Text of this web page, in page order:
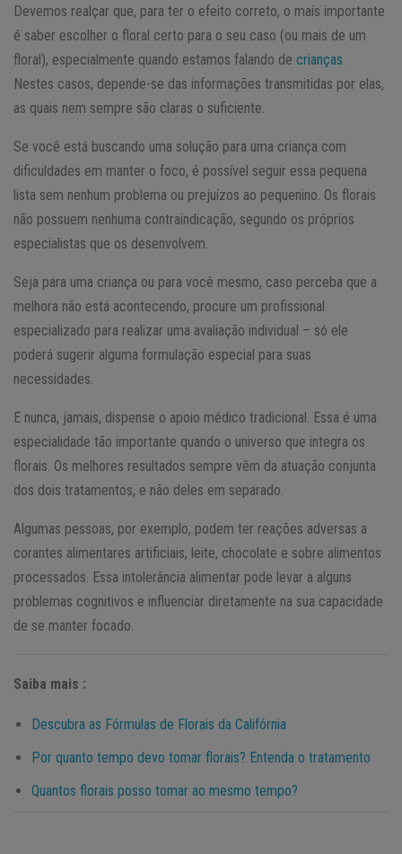
Devemos realçar que, para ter o efeito correto, o mais importante
é saber escolher o floral certo para o seu caso (ou mais de um
floral), especialmente quando estamos falando de crianças
Nestes casos, depende-se das informações transmitidas por elas,
as quais nem sempre são claras o suficiente.
Se você está buscando uma solução para uma criança com
dificuldades em manter o foco, é possível seguir essa pequena
lista sem nenhum problema ou prejuízos ao pequenino. Os florais
não possuem nenhuma contraindicação, segundo os próprios
especialistas que os desenvolvem.
Seja para uma criança ou para você mesmo, caso perceba que a
melhora não está acontecendo, procure um profissional
especializado para realizar uma avaliação individual – só ele
poderá sugerir alguma formulação especial para suas
necessidades.
E nunca, jamais, dispense o apoio médico tradicional. Essa é uma
especialidade tão importante quando o universo que integra os
florais. Os melhores resultados sempre vêm da atuação conjunta
dos dois tratamentos, e não deles em separado.
Algumas pessoas, por exemplo, podem ter reações adversas a
corantes alimentares artificiais, leite, chocolate e sobre alimentos
processados. Essa intolerância alimentar pode levar a alguns
problemas cognitivos e influenciar diretamente na sua capacidade
de se manter focado.
Saiba mais :
Descubra as Fórmulas de Florais da Califórnia
Por quanto tempo devo tomar florais? Entenda o tratamento
Quantos florais posso tomar ao mesmo tempo?